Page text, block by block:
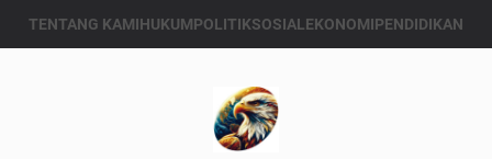
TENTANG KAMIHUKUMPOLITIKSOSIALEKONOMIPENDIDIKAN